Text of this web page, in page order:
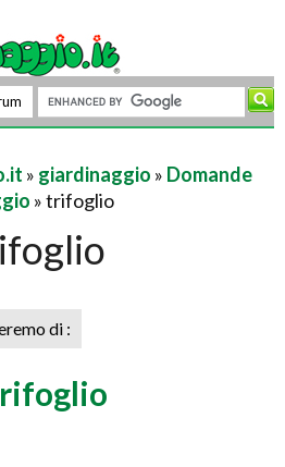
» giardinaggio » Domande
» trifoglio
di :